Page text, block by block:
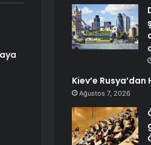
Kiev’e Rusya’dan
Ağustos 7, 2026